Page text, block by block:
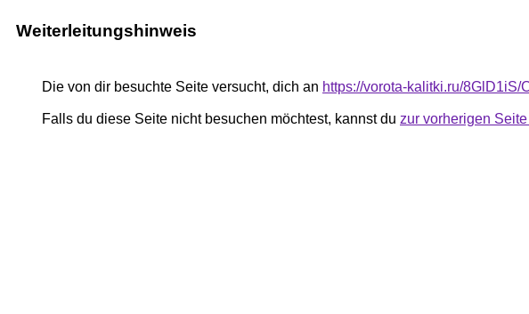
Weiterleitungshinweis
Die von dir besuchte Seite versucht, dich an https://vorota-kalitki.ru/8GlD1iS/
Falls du diese Seite nicht besuchen möchtest, kannst du zur vorherigen